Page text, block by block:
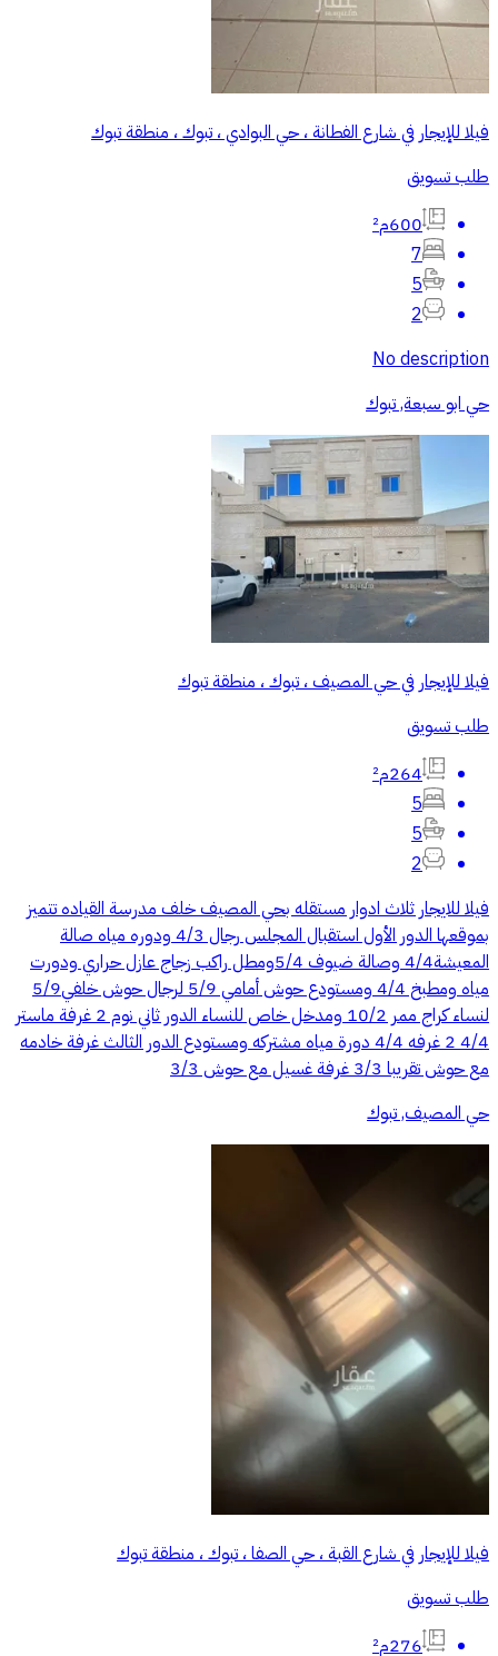
فيلا للإيجار في شارع الفطانة ، حي البوادي ، تبوك ، منطقة تبوك
طلب تسويق
600م²
7
5
2
No description
حي ابو سبعة, تبوك
فيلا للإيجار في حي المصيف ، تبوك ، منطقة تبوك
طلب تسويق
264م²
5
5
2
فيلا للايجار ثلاث ادوار مستقله بحي المصيف خلف مدرسة القياده تتميز
بموقعها الدور الأول استقبال المجلس رجال 4/3 ودوره مياه صالة
المعيشة4/4 وصالة ضيوف 5/4ومطل راكب زجاج عازل حراري ودورت
مياه ومطبخ 4/4 ومستودع حوش أمامي 5/9 لرجال حوش خلفي5/9
لنساء كراج ممر 10/2 ومدخل خاص للنساء الدور ثاني نوم 2 غرفة ماستر
4/4 2 غرفه 4/4 دورة مياه مشتركه ومستودع الدور الثالث غرفة خادمه
مع حوش تقريبا 3/3 غرفة غسيل مع حوش 3/3
حي المصيف, تبوك
فيلا للإيجار في شارع القبة ، حي الصفا ، تبوك ، منطقة تبوك
طلب تسويق
276م²